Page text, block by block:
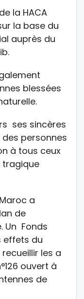
la HACA
la base du
auprès du
blessées
ses sincères
personnes
à tous ceux
tragique
a
de
Un Fonds
effets du
les a
ouvert à
de